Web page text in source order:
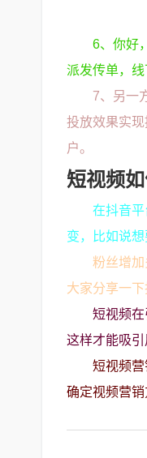
6、你好
派发传单，
7、另一
投放效果实
户。
短视频
在抖音
变，比如说
粉丝增
大家分享一
短视频
这样才能吸
短视频
确定视频营